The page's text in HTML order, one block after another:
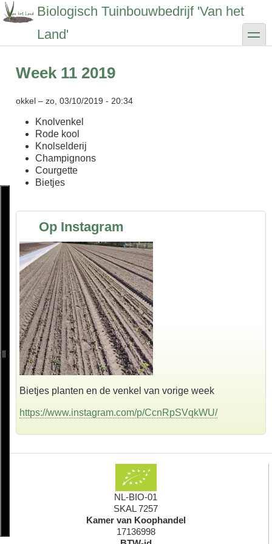
Overslaan
en
gaan
Biologisch Tuinbouwbedrijf 'Van het
Land'
toggle
Week 11 2019
okkel – zo, 03/10/2019 - 20:34
Knolvenkel
Rode kool
Knolselderij
Champignons
Courgette
Bietjes
Op Instagram
Bietjes planten en de venkel van vorige week
https://www.instagram.com/p/CcnRpSVqkWU/
NL-BIO-01
SKAL 7257
Kamer van Koophandel
17136998